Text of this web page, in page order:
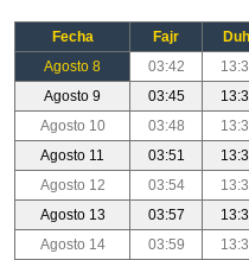
Fecha Fajr
Agosto 8
03:42
Agosto 9
03:45
Agosto 10
03:48
Agosto 11
03:51
Agosto 12
03:54
Agosto 13
03:57
Agosto 14
03:59